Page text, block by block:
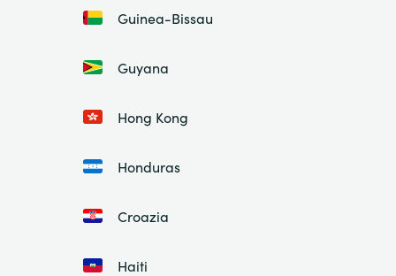
Guinea-Bissau
Guyana
Hong Kong
Honduras
Croazia
Haiti